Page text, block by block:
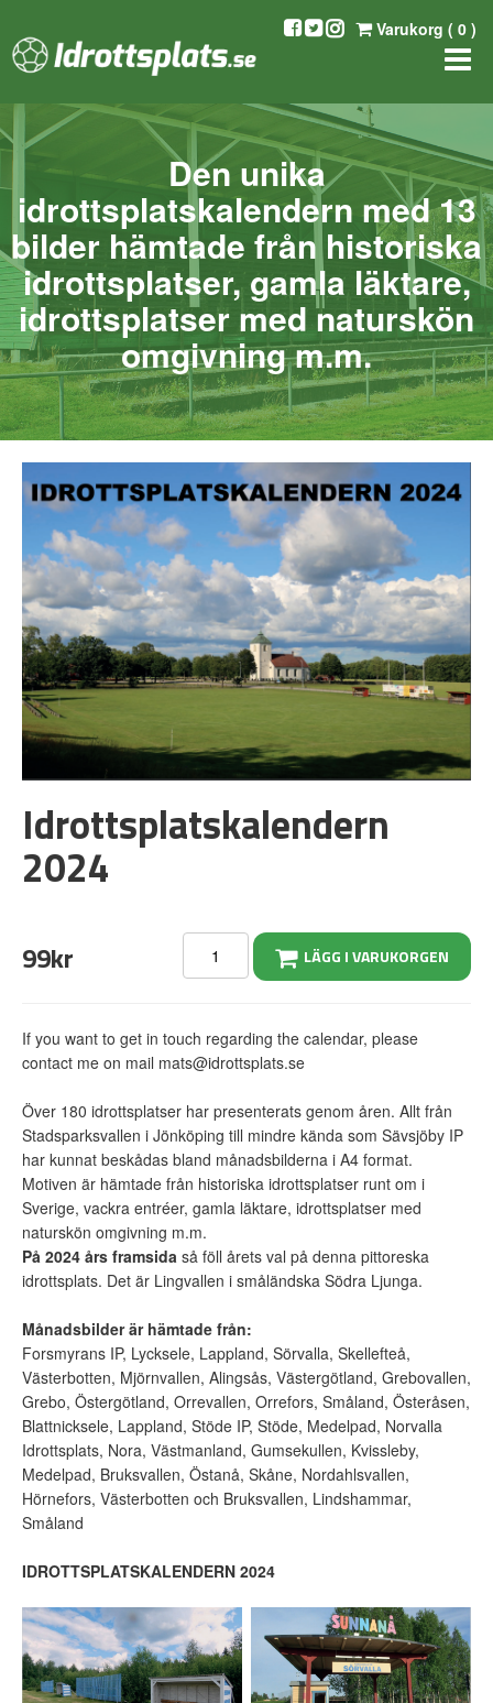
Varukorg ( 0 )
Den unika
idrottsplatskalendern med 13
bilder hämtade från historiska
idrottsplatser, gamla läktare,
idrottsplatser med naturskön
omgivning m.m.
Idrottsplatskalendern
2024
99kr LÄGG I VARUKORGEN
If you want to get in touch regarding the calendar, please
contact me on mail mats@idrottsplats.se
Över 180 idrottsplatser har presenterats genom åren. Allt från
Stadsparksvallen i Jönköping till mindre kända som Sävsjöby IP
har kunnat beskådas bland månadsbilderna i A4 format.
Motiven är hämtade från historiska idrottsplatser runt om i
Sverige, vackra entréer, gamla läktare, idrottsplatser med
naturskön omgivning m.m.
På 2024 års framsida så föll årets val på denna pittoreska
idrottsplats. Det är Lingvallen i småländska Södra Ljunga.
Månadsbilder är hämtade från:
Forsmyrans IP, Lycksele, Lappland, Sörvalla, Skellefteå,
Västerbotten, Mjörnvallen, Alingsås, Västergötland, Grebovallen,
Grebo, Östergötland, Orrevallen, Orrefors, Småland, Österåsen,
Blattnicksele, Lappland, Stöde IP, Stöde, Medelpad, Norvalla
Idrottsplats, Nora, Västmanland, Gumsekullen, Kvissleby,
Medelpad, Bruksvallen, Östanå, Skåne, Nordahlsvallen,
Hörnefors, Västerbotten och Bruksvallen, Lindshammar,
Småland
IDROTTSPLATSKALENDERN 2024